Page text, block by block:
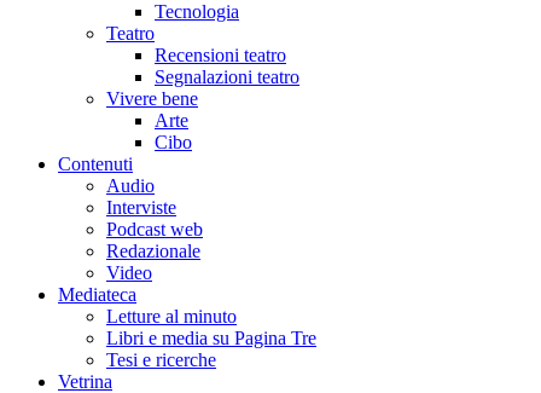
Tecnologia
Teatro
Recensioni teatro
Segnalazioni teatro
Vivere bene
Arte
Cibo
Contenuti
Audio
Interviste
Podcast web
Redazionale
Video
Mediateca
Letture al minuto
Libri e media su Pagina Tre
Tesi e ricerche
Vetrina